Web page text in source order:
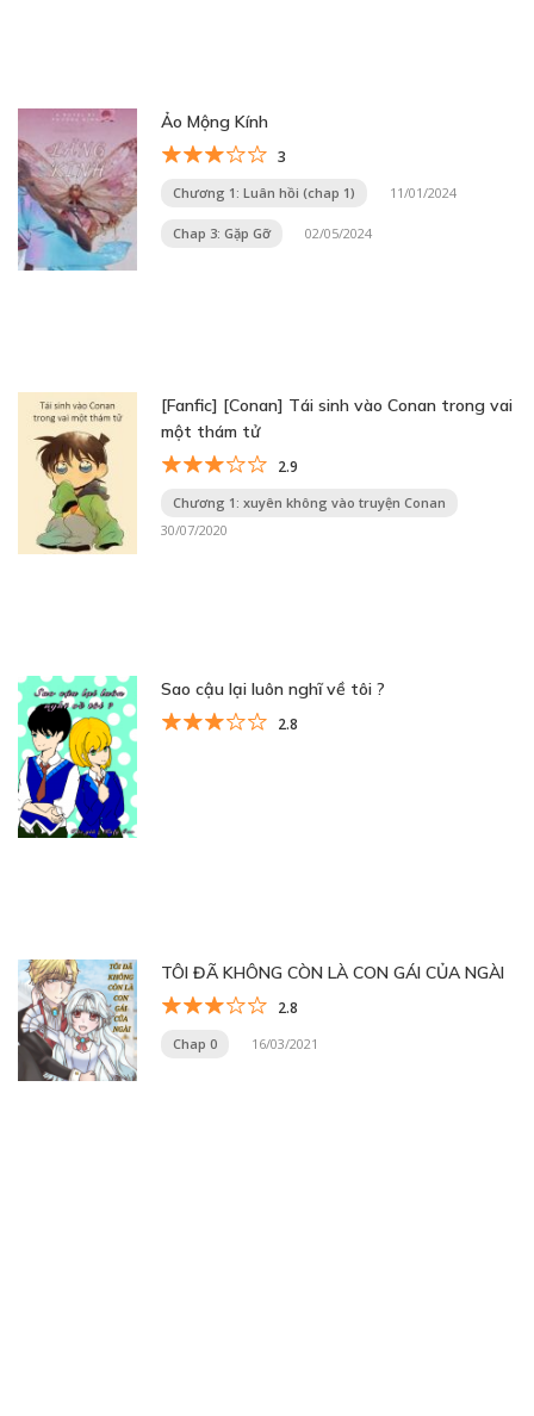
Ảo Mộng Kính
3
Chương 1: Luân hồi (chap 1) 11/01/2024
Chap 3: Gặp Gỡ 02/05/2024
[Fanfic] [Conan] Tái sinh vào Conan trong vai
một thám tử
2.9
Chương 1: xuyên không vào truyện Conan
30/07/2020
Sao cậu lại luôn nghĩ về tôi ?
2.8
TÔI ĐÃ KHÔNG CÒN LÀ CON GÁI CỦA NGÀI
2.8
Chap 0 16/03/2021